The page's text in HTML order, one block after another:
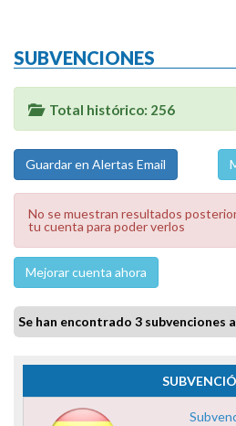
SUBVENCIONES
Total histórico: 256
No se muestran resultados
tu cuenta para poder verlos
Mejorar cuenta ahora
Se han encontrado 3 subvenciones